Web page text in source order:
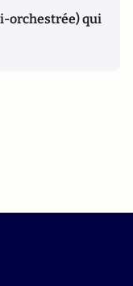
orchestrée) qui